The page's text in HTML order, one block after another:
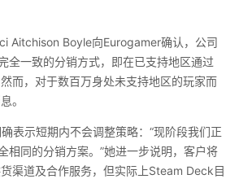
Boyle向Eurogamer确认，公司
全一致的分销方式，即在已支持地区通过
而，对于数百万身处未支持地区的玩家而
。
示短期内不会调整策略：“现阶段我们正
相同的分销方案。”她进一步说明，客户将
渠道及合作服务，但实际上Steam Deck目